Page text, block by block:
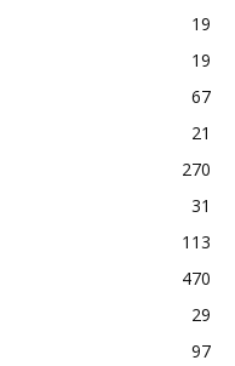
19
19
67
21
270
31
113
470
29
97